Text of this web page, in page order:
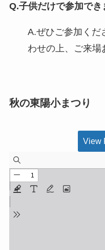
Q.子供だけで参加でき
A.ぜひご参加くだ
わせの上、ご来場
秋の東陽小まつり
View